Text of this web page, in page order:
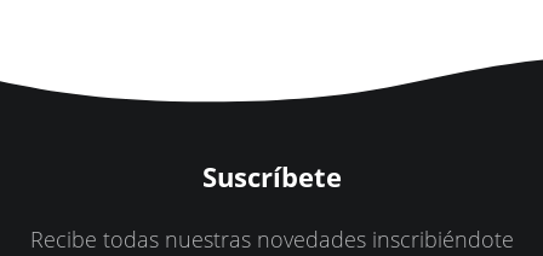
Suscríbete
Recibe todas nuestras novedades inscribiéndote